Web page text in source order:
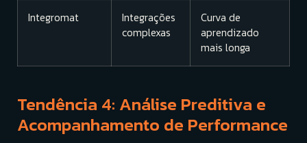
Integromat
Integrações
complexas
Curva de
aprendizado
mais longa
Tendência 4: Análise Preditiva e
Acompanhamento de Performance